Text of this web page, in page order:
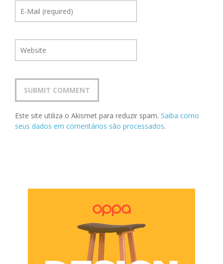
Este site utiliza o Akismet para reduzir spam. Saiba como
seus dados em comentários são processados.